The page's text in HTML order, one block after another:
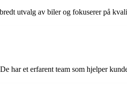
utvalg av biler og fokuserer på
har et erfarent team som hjelper